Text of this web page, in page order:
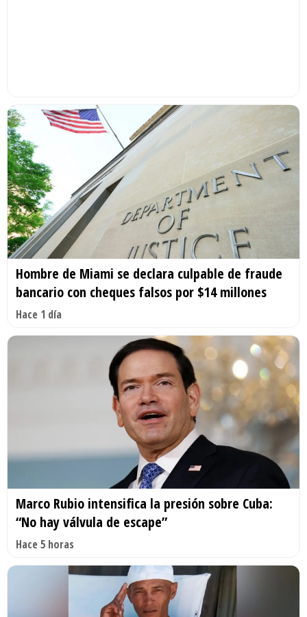
Hombre de Miami se declara culpable de fraude
bancario con cheques falsos por $14 millones
Hace 1 día
Marco Rubio intensifica la presión sobre Cuba:
“No hay válvula de escape”
Hace 5 horas